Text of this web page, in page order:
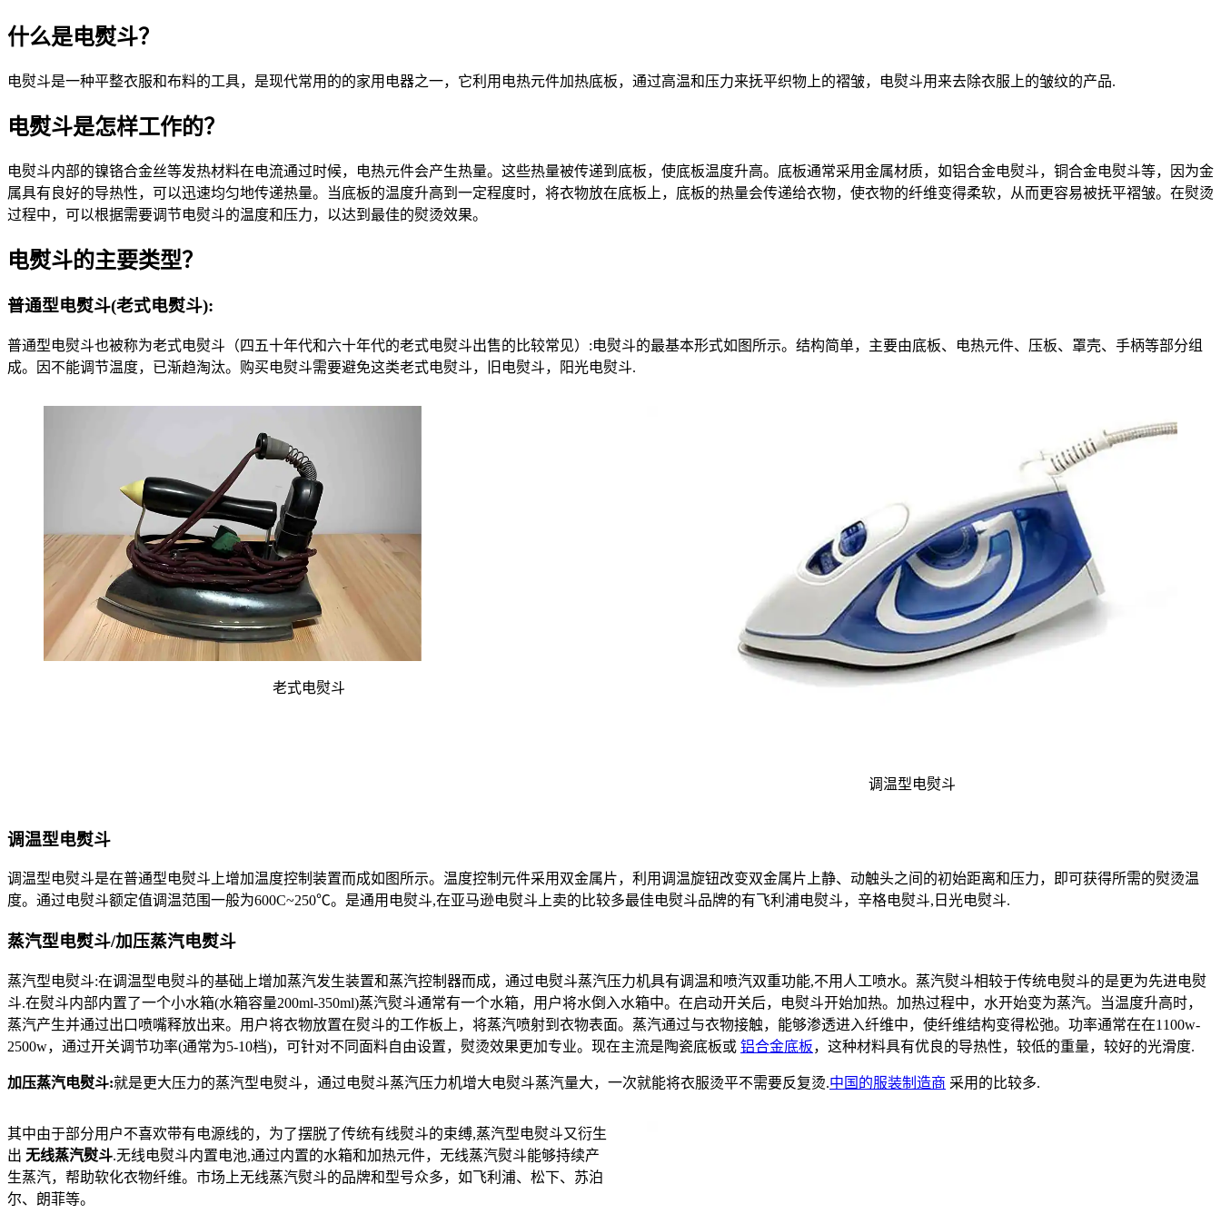
什么是电熨斗？
电熨斗是一种平整衣服和布料的工具，是现代常用的的家用电器之一，它利用电热元件加热底板，通过高温和压力来抚平织物上的褶皱，电熨斗用来去除衣服上的皱纹的产品.
电熨斗是怎样工作的？
电熨斗内部的镍铬合金丝等发热材料在电流通过时候，电热元件会产生热量。这些热量被传递到底板，使底板温度升高。底板通常采用金属材质，如铝合金电熨斗，铜合金电熨斗等，因为金
属具有良好的导热性，可以迅速均匀地传递热量。当底板的温度升高到一定程度时，将衣物放在底板上，底板的热量会传递给衣物，使衣物的纤维变得柔软，从而更容易被抚平褶皱。在熨烫
过程中，可以根据需要调节电熨斗的温度和压力，以达到最佳的熨烫效果。
电熨斗的主要类型？
普通型电熨斗(老式电熨斗):
普通型电熨斗也被称为老式电熨斗（四五十年代和六十年代的老式电熨斗出售的比较常见）:电熨斗的最基本形式如图所示。结构简单，主要由底板、电热元件、压板、罩壳、手柄等部分组
成。因不能调节温度，已渐趋淘汰。购买电熨斗需要避免这类老式电熨斗，旧电熨斗，阳光电熨斗.
老式电熨斗
调温型电熨斗
调温型电熨斗
调温型电熨斗是在普通型电熨斗上增加温度控制装置而成如图所示。温度控制元件采用双金属片，利用调温旋钮改变双金属片上静、动触头之间的初始距离和压力，即可获得所需的熨烫温
度。通过电熨斗额定值调温范围一般为600C~250℃。是通用电熨斗,在亚马逊电熨斗上卖的比较多最佳电熨斗品牌的有飞利浦电熨斗，辛格电熨斗,日光电熨斗.
蒸汽型电熨斗/加压蒸汽电熨斗
蒸汽型电熨斗:在调温型电熨斗的基础上增加蒸汽发生装置和蒸汽控制器而成，通过电熨斗蒸汽压力机具有调温和喷汽双重功能,不用人工喷水。蒸汽熨斗相较于传统电熨斗的是更为先进电熨
斗.在熨斗内部内置了一个小水箱(水箱容量200ml-350ml)蒸汽熨斗通常有一个水箱，用户将水倒入水箱中。在启动开关后，电熨斗开始加热。加热过程中，水开始变为蒸汽。当温度升高时，
蒸汽产生并通过出口喷嘴释放出来。用户将衣物放置在熨斗的工作板上，将蒸汽喷射到衣物表面。蒸汽通过与衣物接触，能够渗透进入纤维中，使纤维结构变得松弛。功率通常在在1100w-
2500w，通过开关调节功率(通常为5-10档)，可针对不同面料自由设置，熨烫效果更加专业。现在主流是陶瓷底板或 铝合金底板，这种材料具有优良的导热性，较低的重量，较好的光滑度.
加压蒸汽电熨斗:就是更大压力的蒸汽型电熨斗，通过电熨斗蒸汽压力机增大电熨斗蒸汽量大，一次就能将衣服烫平不需要反复烫.中国的服装制造商 采用的比较多.
其中由于部分用户不喜欢带有电源线的，为了摆脱了传统有线熨斗的束缚,蒸汽型电熨斗又衍生
出 无线蒸汽熨斗.无线电熨斗内置电池,通过内置的水箱和加热元件，无线蒸汽熨斗能够持续产
生蒸汽，帮助软化衣物纤维。市场上无线蒸汽熨斗的品牌和型号众多，如飞利浦、松下、苏泊
尔、朗菲等。